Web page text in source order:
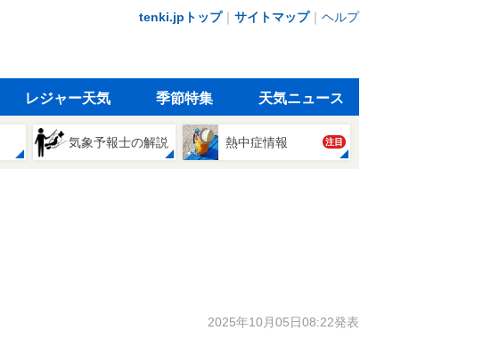
tenki.jpトップ｜ サイトマップ｜ ヘルプ
レジャー天気 季節特集 天気ニュース
気象予報士の解説 熱中症情報 注目
2025年10月05日08:22発表